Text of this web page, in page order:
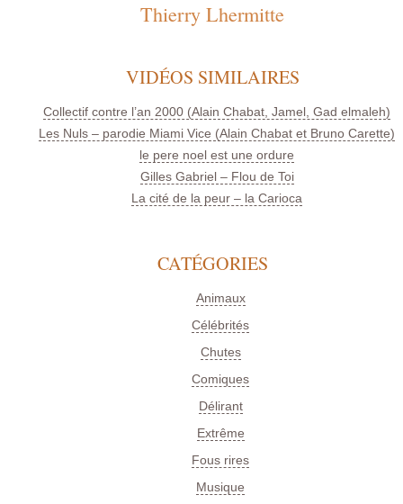
Thierry Lhermitte
VIDÉOS SIMILAIRES
Collectif contre l’an 2000 (Alain Chabat, Jamel, Gad elmaleh)
Les Nuls – parodie Miami Vice (Alain Chabat et Bruno Carette)
le pere noel est une ordure
Gilles Gabriel – Flou de Toi
La cité de la peur – la Carioca
CATÉGORIES
Animaux
Célébrités
Chutes
Comiques
Délirant
Extrême
Fous rires
Musique